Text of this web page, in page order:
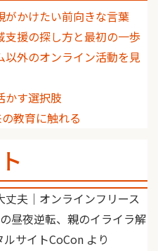
かけたい前向きな言葉
援の探し方と最初の一歩
外のオンライン活動を見
かす選択肢
教育に触れる
夫｜オンラインフリース
昼夜逆転、親のイライラ解
サイトCoCon より